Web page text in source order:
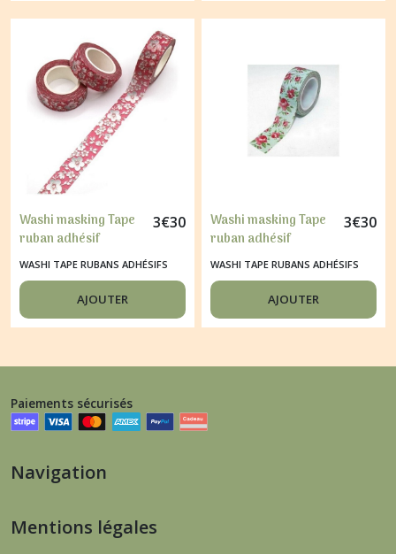
Washi masking Tape
ruban adhésif
scrapbooking
décoration 1,5 x 9 m
FLEUR FOND ROSE
3€30
WASHI TAPE RUBANS ADHÉSIFS
AJOUTER
Washi masking Tape
ruban adhésif
scrapbooking
décoration 1,5 x 9 m
FLEUR ROSE FOND
BLEU
3€30
WASHI TAPE RUBANS ADHÉSIFS
AJOUTER
Paiements sécurisés
Navigation
Mentions légales